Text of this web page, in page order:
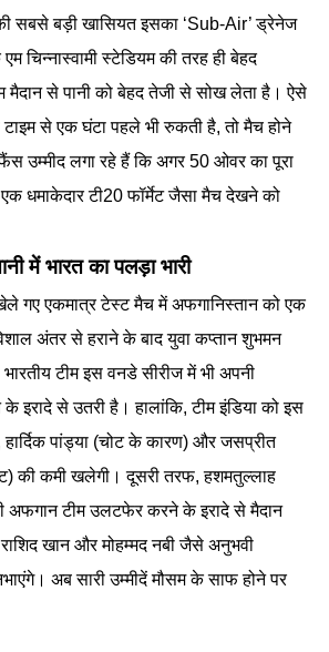
सबसे बड़ी खासियत इसका ‘Sub-Air’ ड्रेनेज
चिन्नास्वामी स्टेडियम की तरह ही बेहद
से पानी को बेहद तेजी से सोख लेता है। ऐसे
से एक घंटा पहले भी रुकती है, तो मैच होने
उम्मीद लगा रहे हैं कि अगर 50 ओवर का पूरा
धमाकेदार टी20 फॉर्मेट जैसा मैच देखने को
में भारत का पलड़ा भारी
गए एकमात्र टेस्ट मैच में अफगानिस्तान को एक
अंतर से हराने के बाद युवा कप्तान शुभमन
टीम इस वनडे सीरीज में भी अपनी
इरादे से उतरी है। हालांकि, टीम इंडिया को इस
हार्दिक पांड्या (चोट के कारण) और जसप्रीत
की कमी खलेगी। दूसरी तरफ, हशमतुल्लाह
अफगान टीम उलटफेर करने के इरादे से मैदान
खान और मोहम्मद नबी जैसे अनुभवी
अब सारी उम्मीदें मौसम के साफ होने पर